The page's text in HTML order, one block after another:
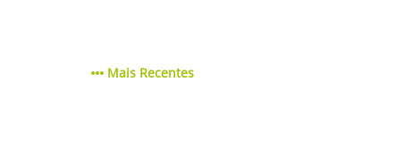
Mais Recentes